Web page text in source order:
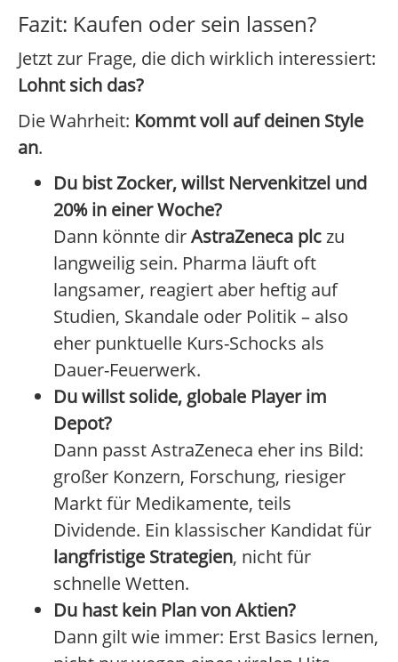
Fazit: Kaufen oder sein lassen?
Jetzt zur Frage, die dich wirklich interessiert:
Lohnt sich das?
Die Wahrheit: Kommt voll auf deinen Style
an.
Du bist Zocker, willst Nervenkitzel und
20% in einer Woche?
Dann könnte dirAstraZeneca plczu
langweilig sein. Pharma läuft oft
langsamer, reagiert aber heftig auf
Studien, Skandale oder Politik – also
eher punktuelle Kurs-Schocks als
Dauer-Feuerwerk.
Du willst solide, globale Player im
Depot?
Dann passt AstraZeneca eher ins Bild:
großer Konzern, Forschung, riesiger
Markt für Medikamente, teils
Dividende. Ein klassischer Kandidat für
langfristige Strategien, nicht für
schnelle Wetten.
Du hast kein Plan von Aktien?
Dann gilt wie immer: Erst Basics lernen,